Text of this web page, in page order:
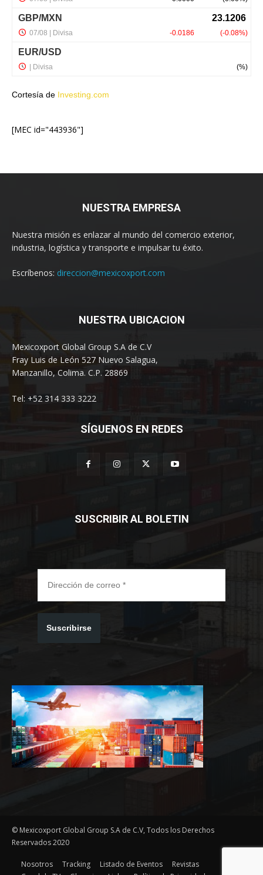
Cortesía de Investing.com
[MEC id="443936"]
NUESTRA EMPRESA
Nuestra misión es enlazar al mundo del comercio exterior,
industria, logística y transporte e impulsar tu éxito.
Escríbenos: direccion@mexicoxport.com
NUESTRA UBICACION
Mexicoxport Global Group S.A de C.V
Fray Luis de León 527 Nuevo Salagua,
Manzanillo, Colima. C.P. 28869
Tel: +52 314 333 3222
SÍGUENOS EN REDES
SUSCRIBIR AL BOLETIN
Suscribirse
© Mexicoxport Global Group S.A de C.V, Todos los Derechos
Reservados 2020
Nosotros Tracking Listado de Eventos
Revistas